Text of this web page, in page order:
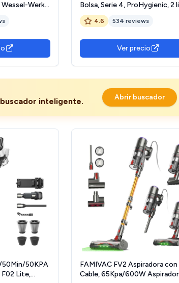
Werk,
Trineo
Bolsa, Serie 4, ProHygienic, 2
78 dB, Blanco, BGC21HYG1
4.6 534 reviews
Ver precio
inteligente. Abrir buscador
50KPA
F02 Lite,
FAMIVAC FV2 Aspiradora con
Cable, 65Kpa/600W Aspirador